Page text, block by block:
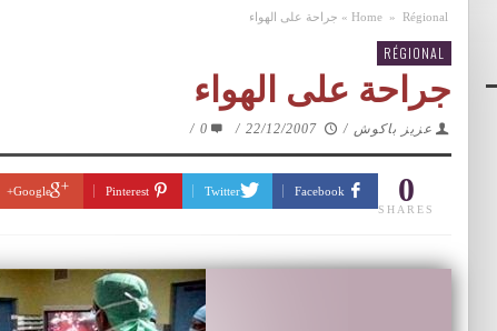
Home » Régional
» جراحة على الهواء
RÉGIONAL
جراحة على الهواء
عزيز باكوش /
22/12/2007
/
0
/
0
SHARES
Facebook
Twitter
Pinterest
Google+